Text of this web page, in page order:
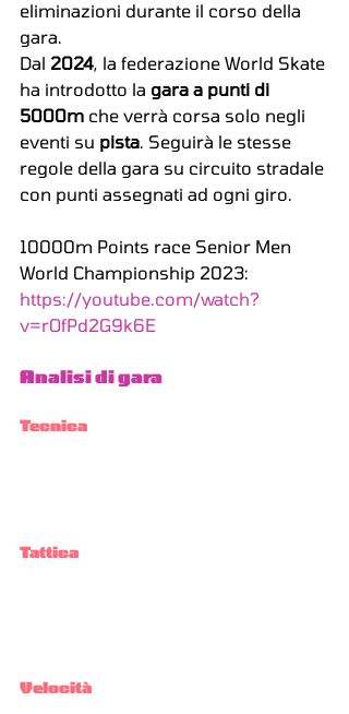
eliminazioni durante il corso della
gara.
Dal 2024, la federazione World Skate
ha introdotto la gara a punti di
5000m che verrà corsa solo negli
eventi su pista. Seguirà le stesse
regole della gara su circuito stradale
con punti assegnati ad ogni giro.
10000m Points race Senior Men
World Championship 2023:
https://youtube.com/watch?
v=rOfPd2G9k6E
Analisi di gara
Tecnica
Tattica
Velocità